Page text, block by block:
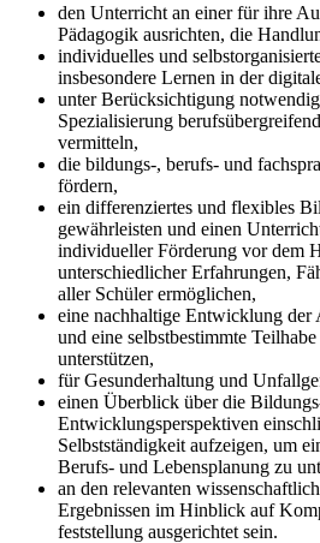
den Unterricht an einer für ihre
Pädagogik ausrichten, die
individuelles und
insbesondere Lernen in der
unter Berücksichtigung
Spezialisierung
vermitteln,
die bildungs-, berufs- und
fördern,
ein differenziertes und flexibles
gewährleisten und einen
individueller Förderung vor dem
unterschiedlicher Erfahrungen,
aller Schüler ermöglichen,
eine nachhaltige Entwicklung der
und eine selbstbestimmte
unterstützen,
für Gesunderhaltung und
einen Überblick über die
Entwicklungsperspektiven
Selbstständigkeit aufzeigen, um
Berufs- und Lebensplanung zu
an den relevanten
Ergebnissen im Hinblick auf
feststellung ausgerichtet sein.